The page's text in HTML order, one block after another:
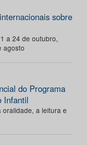
sobre
a 24 de outubro,
agosto
do Programa
Infantil
oralidade, a leitura e